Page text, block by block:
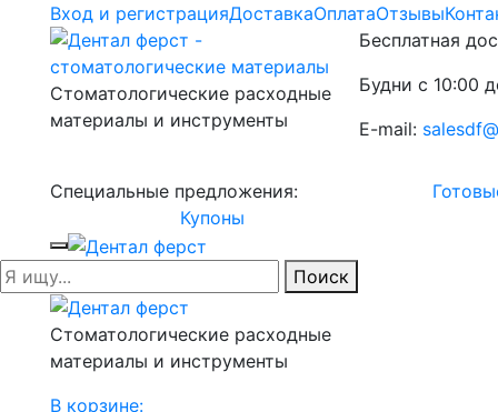
Вход и регистрацияДоставкаОплатаОтзывы
Стоматологические расходные
материалы и инструменты
Бесплатная
Будни с 10:00
E-mail:
Специальные предложения:
Купоны
Поиск
Стоматологические расходные
материалы и инструменты
В корзине: